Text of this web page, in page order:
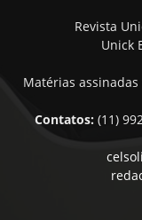
Revista
Unick
Matérias
Contatos: (11)